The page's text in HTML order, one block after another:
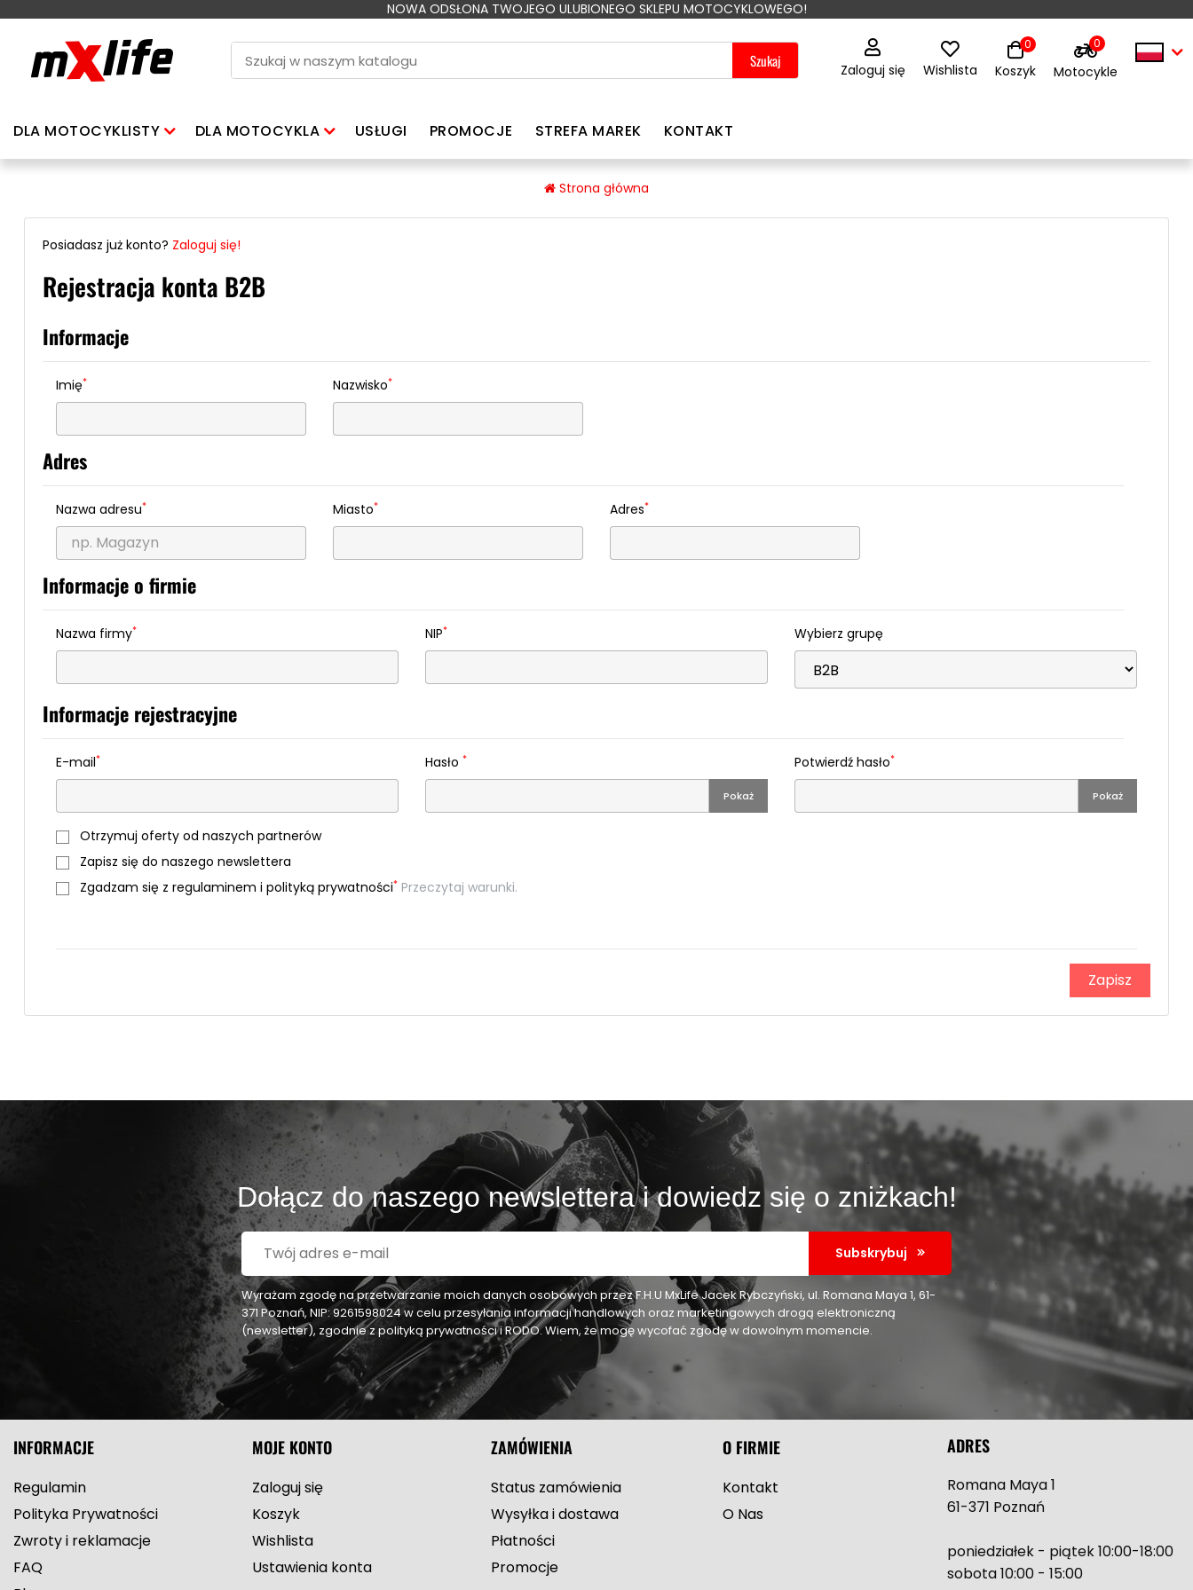
NOWA ODSŁONA TWOJEGO ULUBIONEGO SKLEPU MOTOCYKLOWEGO!
Szukaj Zaloguj się Wishlista Koszyk
0 0
Motocykle
DLA MOTOCYKLISTY DLA MOTOCYKLA USŁUGI PROMOCJE STREFA MAREK KONTAKT
Strona główna
Posiadasz już konto? Zaloguj się!
Rejestracja konta B2B
Informacje
Imię* Nazwisko*
Adres
Nazwa adresu* Miasto* Adres*
Informacje o firmie
Nazwa firmy* NIP* Wybierz grupę
Informacje rejestracyjne
E-mail* Hasło *
Pokaż
Potwierdź hasło*
Pokaż
Otrzymuj oferty od naszych partnerów
Zapisz się do naszego newslettera
Zgadzam się z regulaminem i polityką prywatności* Przeczytaj warunki.
Zapisz
Dołącz do naszego newslettera i dowiedz się o zniżkach!
Subskrybuj
Wyrażam zgodę na przetwarzanie moich danych osobowych przez F.H.U MxLife Jacek Rybczyński, ul. Romana Maya 1, 61-
371 Poznań, NIP: 9261598024 w celu przesyłania informacji handlowych oraz marketingowych drogą elektroniczną
(newsletter), zgodnie z polityką prywatności i RODO. Wiem, że mogę wycofać zgodę w dowolnym momencie.
INFORMACJE
Regulamin
Polityka Prywatności
Zwroty i reklamacje
FAQ
MOJE KONTO
Zaloguj się
Koszyk
Wishlista
Ustawienia konta
ZAMÓWIENIA
Status zamówienia
Wysyłka i dostawa
Płatności
Promocje
O FIRMIE
Kontakt
O Nas
ADRES
Romana Maya 1
61-371 Poznań
poniedziałek - piątek 10:00-18:00
sobota 10:00 - 15:00